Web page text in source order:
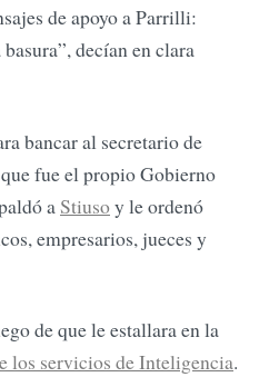
de apoyo a Parrilli:
decían en clara
bancar al secretario de
fue el propio Gobierno
a Stiusoy le ordenó
empresarios, jueces y
de que le estallara en la
los servicios de Inteligencia.